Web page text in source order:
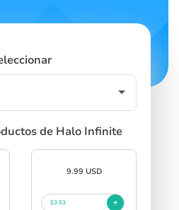
de Halo Infinite
9.99 USD
$3.53